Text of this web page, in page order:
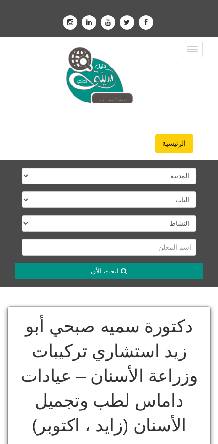
Toggle
Navigation
الرئيسية
ابحث الأن
دكتورة سميه صبحي أبو
زيد استشاري تركيبات
وزراعة الأسنان – عيادات
داماس لطب وتجميل
الأسنان (زايد ، اكتوبر)